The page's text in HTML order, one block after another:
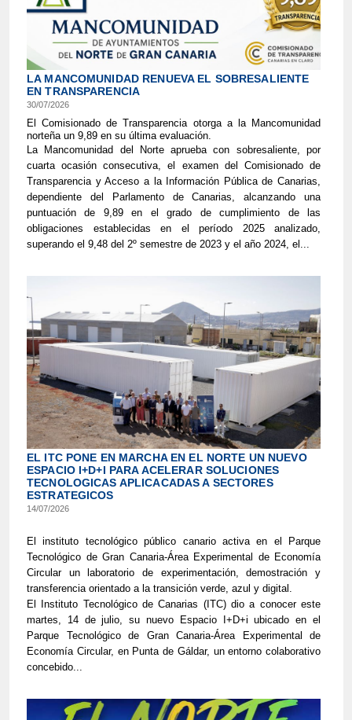
LA MANCOMUNIDAD RENUEVA EL SOBRESALIENTE
EN TRANSPARENCIA
30/07/2026
El Comisionado de Transparencia otorga a la Mancomunidad
norteña un 9,89 en su última evaluación.
La Mancomunidad del Norte aprueba con sobresaliente, por
cuarta ocasión consecutiva, el examen del Comisionado de
Transparencia y Acceso a la Información Pública de Canarias,
dependiente del Parlamento de Canarias, alcanzando una
puntuación de 9,89 en el grado de cumplimiento de las
obligaciones establecidas en el período 2025 analizado,
superando el 9,48 del 2º semestre de 2023 y el año 2024, el...
EL ITC PONE EN MARCHA EN EL NORTE UN NUEVO
ESPACIO I+D+I PARA ACELERAR SOLUCIONES
TECNOLOGICAS APLICACADAS A SECTORES
ESTRATEGICOS
14/07/2026
El instituto tecnológico público canario activa en el Parque
Tecnológico de Gran Canaria-Área Experimental de Economía
Circular un laboratorio de experimentación, demostración y
transferencia orientado a la transición verde, azul y digital.
El Instituto Tecnológico de Canarias (ITC) dio a conocer este
martes, 14 de julio, su nuevo Espacio I+D+i ubicado en el
Parque Tecnológico de Gran Canaria-Área Experimental de
Economía Circular, en Punta de Gáldar, un entorno colaborativo
concebido...